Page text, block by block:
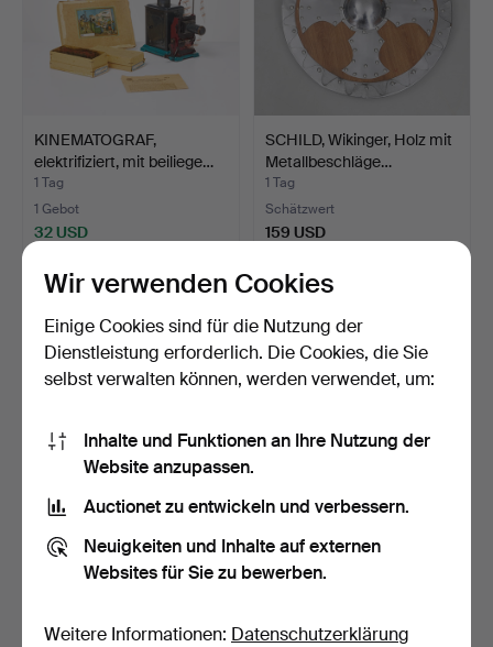
KINEMATOGRAF,
elektrifiziert, mit beiliege…
1 Tag
1 Gebot
32 USD
SCHILD, Wikinger, Holz mit
Metallbeschläge…
1 Tag
Schätzwert
159 USD
ZANGEN, 4 Stk., 20. Jh.
1 Tag
ZIRKEL UND
Jh.
1 Tag
3 Gebote
Wir verwenden Cookies
Einige Cookies sind für die Nutzung der
Dienstleistung erforderlich. Die Cookies, die Sie
selbst verwalten können, werden verwendet, um:
Inhalte und Funktionen an Ihre Nutzung der
Website anzupassen.
Auctionet zu entwickeln und verbessern.
Neuigkeiten und Inhalte auf externen
Websites für Sie zu bewerben.
Weitere Informationen: Datenschutzerklärung